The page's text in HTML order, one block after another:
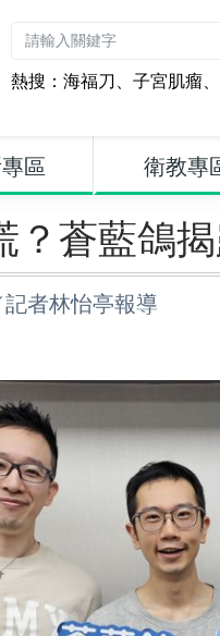
熱搜： 海福刀 、 子宮肌瘤、
區 衛教專
？蒼藍鴿
者林怡亭報導